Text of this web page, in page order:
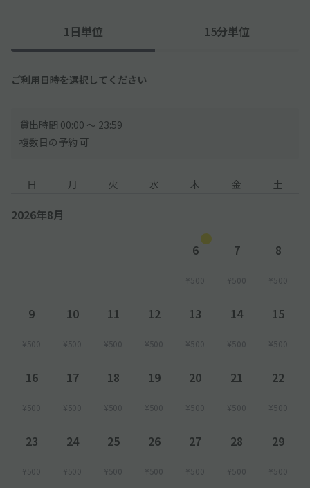
1日単位 15分単位
ご利用日時を選択してください
貸出時間 00:00 〜 23:59
複数日の予約 可
日 月 火 水 木 金 土
2026年8月
6
¥500
7
¥500
8
¥500
9
¥500
10
¥500
11
¥500
12
¥500
13
¥500
14
¥500
15
¥500
16
¥500
17
¥500
18
¥500
19
¥500
20
¥500
21
¥500
22
¥500
23
¥500
24
¥500
25
¥500
26
¥500
27
¥500
28
¥500
29
¥500